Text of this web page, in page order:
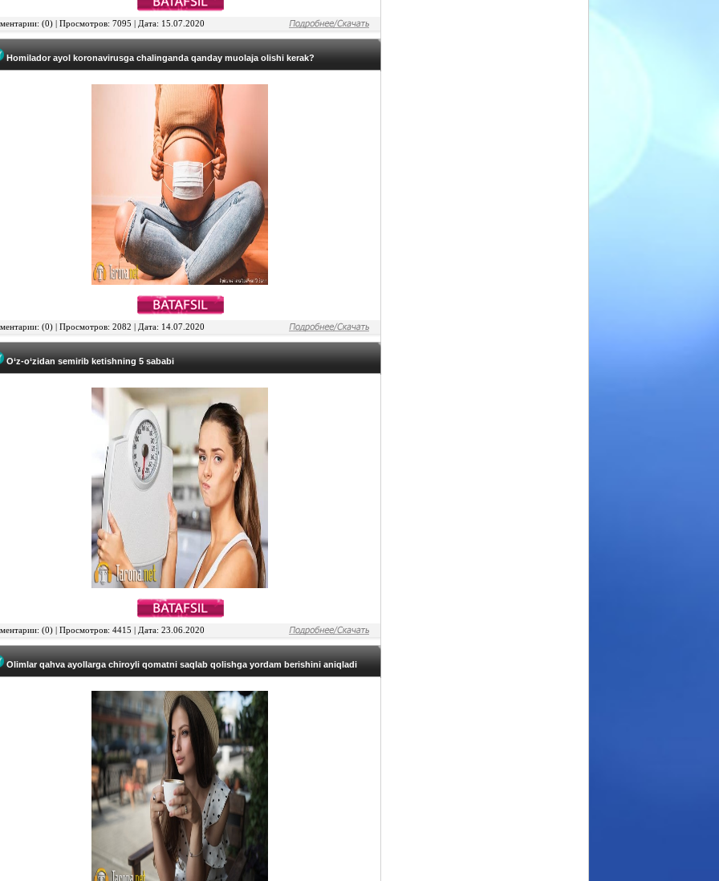
(0) | Просмотров: 7095 | Дата: 15.07.2020
Homilador ayol koronavirusga chalinganda qanday muolaja olishi kerak?
(0) | Просмотров: 2082 | Дата: 14.07.2020
O‘z-o‘zidan semirib ketishning 5 sababi
(0) | Просмотров: 4415 | Дата: 23.06.2020
Olimlar qahva ayollarga chiroyli qomatni saqlab qolishga yordam berishini aniqladi